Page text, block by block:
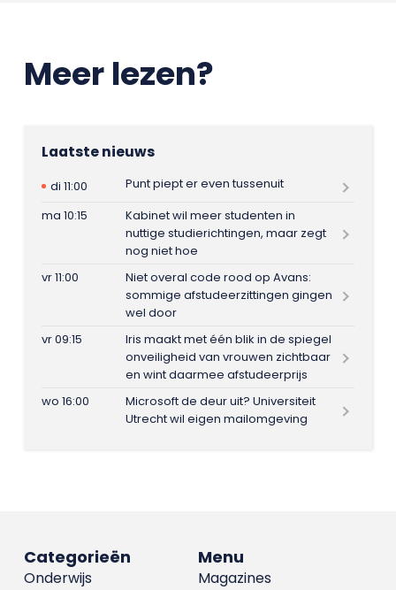
Meer lezen?
Laatste nieuws
di 11:00
Punt piept er even tussenuit
ma 10:15
Kabinet wil meer studenten in
nuttige studierichtingen, maar zegt
nog niet hoe
vr 11:00
Niet overal code rood op Avans:
sommige afstudeerzittingen gingen
wel door
vr 09:15
Iris maakt met één blik in de spiegel
onveiligheid van vrouwen zichtbaar
en wint daarmee afstudeerprijs
wo 16:00
Microsoft de deur uit? Universiteit
Utrecht wil eigen mailomgeving
Menu
Magazines
Categorieën
Onderwijs